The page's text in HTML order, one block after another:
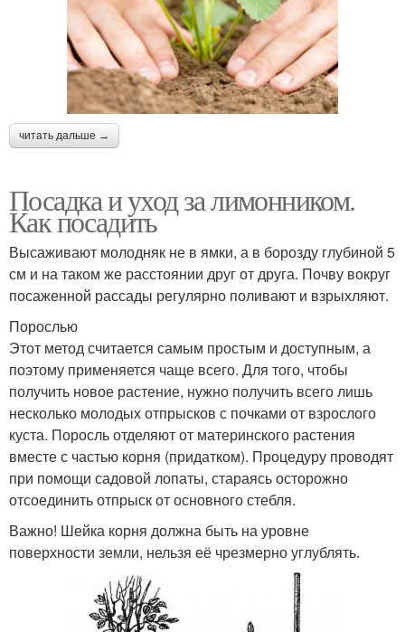
читать дальше →
Посадка и уход за лимонником.
Как посадить
Высаживают молодняк не в ямки, а в борозду глубиной 5
см и на таком же расстоянии друг от друга. Почву вокруг
посаженной рассады регулярно поливают и взрыхляют.
Порослью
Этот метод считается самым простым и доступным, а
поэтому применяется чаще всего. Для того, чтобы
получить новое растение, нужно получить всего лишь
несколько молодых отпрысков с почками от взрослого
куста. Поросль отделяют от материнского растения
вместе с частью корня (придатком). Процедуру проводят
при помощи садовой лопаты, стараясь осторожно
отсоединить отпрыск от основного стебля.
Важно! Шейка корня должна быть на уровне
поверхности земли, нельзя её чрезмерно углублять.